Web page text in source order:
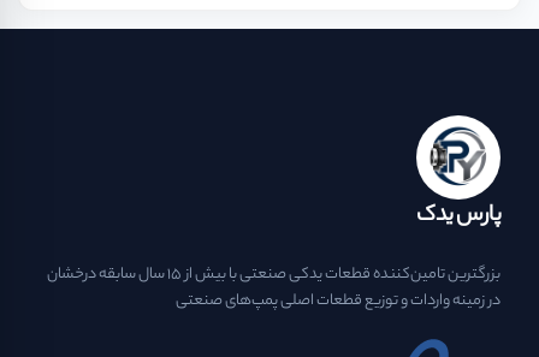
پارس یدک
بزرگترین تامین‌کننده قطعات یدکی صنعتی با بیش از ۱۵ سال سابقه درخشان
در زمینه واردات و توزیع قطعات اصلی پمپ‌های صنعتی